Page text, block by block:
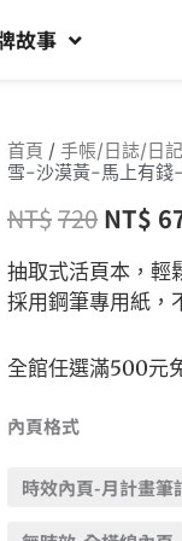
故事
首頁 / 手帳/日誌/日
雪-沙漠黃-馬上有錢
NT$720 NT$
抽取式活頁本，輕
採用鋼筆專用紙，
全館任選滿500元
內頁格式
時效內頁-月計畫筆